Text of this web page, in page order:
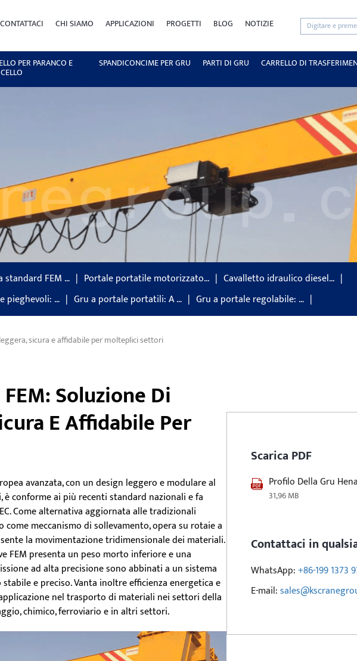
CONTATTACI CHI SIAMO APPLICAZIONI PROGETTI BLOG NOTIZIE
PER PARANCO E SPANDICONCIME PER GRU PARTI DI GRU CARRELLO DI
standard FEM … Portale portatile motorizzato...
Cavalletto idraulico diesel...
pieghevoli: …
Gru a portale portatili: A … Gru a portale regolabile: …
sicura e affidabile per molteplici settori
Soluzione Di
E Affidabile Per
avanzata, con un design leggero e modulare al
conforme ai più recenti standard nazionali e fa
Come alternativa aggiornata alle tradizionali
meccanismo di sollevamento, opera su rotaie a
la movimentazione tridimensionale dei materiali.
FEM presenta un peso morto inferiore e una
ad alta precisione sono abbinati a un sistema
e preciso. Vanta inoltre efficienza energetica e
nel trasporto di materiali nei settori della
chimico, ferroviario e in altri settori.
Scarica PDF
Profilo Della Gru
31,96 MB
Contattaci in
WhatsApp:+86-199 1373
E-mail: